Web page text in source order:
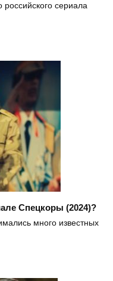
российского сериала
Спецкоры (2024)?
много известных